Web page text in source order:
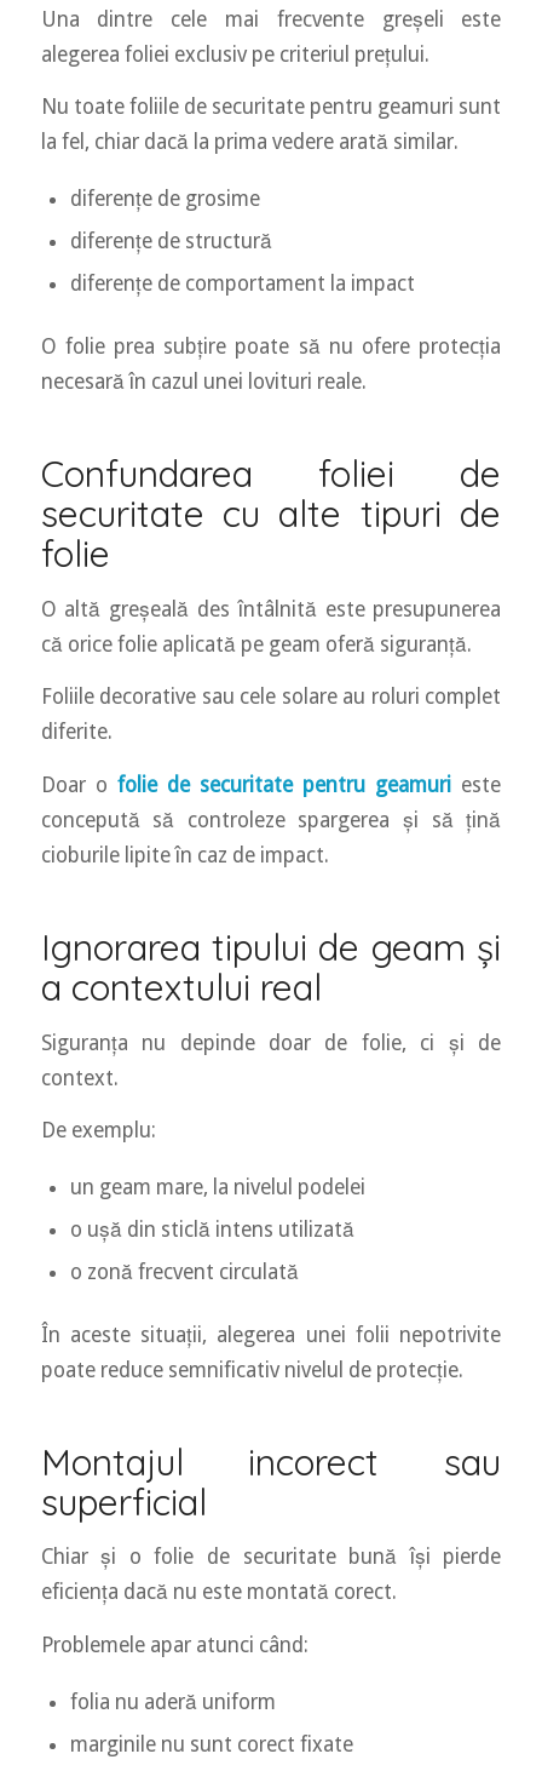
Una dintre cele mai frecvente greșeli este
alegerea foliei exclusiv pe criteriul prețului.
Nu toate foliile de securitate pentru geamuri sunt
la fel, chiar dacă la prima vedere arată similar.
diferențe de grosime
diferențe de structură
diferențe de comportament la impact
O folie prea subțire poate să nu ofere protecția
necesară în cazul unei lovituri reale.
Confundarea foliei de
securitate cu alte tipuri de
folie
O altă greșeală des întâlnită este presupunerea
că orice folie aplicată pe geam oferă siguranță.
Foliile decorative sau cele solare au roluri complet
diferite.
Doar o folie de securitate pentru geamuri este
concepută să controleze spargerea și să țină
cioburile lipite în caz de impact.
Ignorarea tipului de geam și
a contextului real
Siguranța nu depinde doar de folie, ci și de
context.
De exemplu:
un geam mare, la nivelul podelei
o ușă din sticlă intens utilizată
o zonă frecvent circulată
În aceste situații, alegerea unei folii nepotrivite
poate reduce semnificativ nivelul de protecție.
Montajul incorect sau
superficial
Chiar și o folie de securitate bună își pierde
eficiența dacă nu este montată corect.
Problemele apar atunci când:
folia nu aderă uniform
marginile nu sunt corect fixate